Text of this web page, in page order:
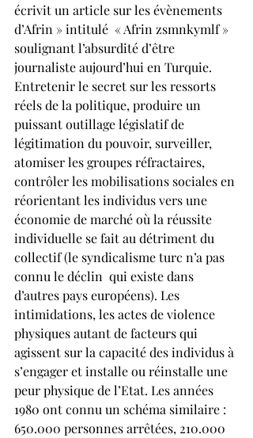
écrivit un article sur les évènements
d’Afrin » intitulé  « Afrin zsmnkymlf »
soulignant l’absurdité d’être
journaliste aujourd’hui en Turquie.
Entretenir le secret sur les ressorts
réels de la politique, produire un
puissant outillage législatif de
légitimation du pouvoir, surveiller,
atomiser les groupes réfractaires,
contrôler les mobilisations sociales en
réorientant les individus vers une
économie de marché où la réussite
individuelle se fait au détriment du
collectif (le syndicalisme turc n’a pas
connu le déclin  qui existe dans
d’autres pays européens). Les
intimidations, les actes de violence
physiques autant de facteurs qui
agissent sur la capacité des individus à
s’engager et installe ou réinstalle une
peur physique de l’Etat. Les années
1980 ont connu un schéma similaire :
650.000 personnes arrêtées, 210.000